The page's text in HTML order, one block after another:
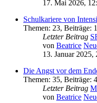
17. Mai 2026,
Schulkariere von
Themen: 23, Beiträge:
Letzter Beitrag
von Beatrice
13. Januar 2025,
Die Angst vor dem
Themen: 35, Beiträge:
Letzter Beitrag
von Beatrice